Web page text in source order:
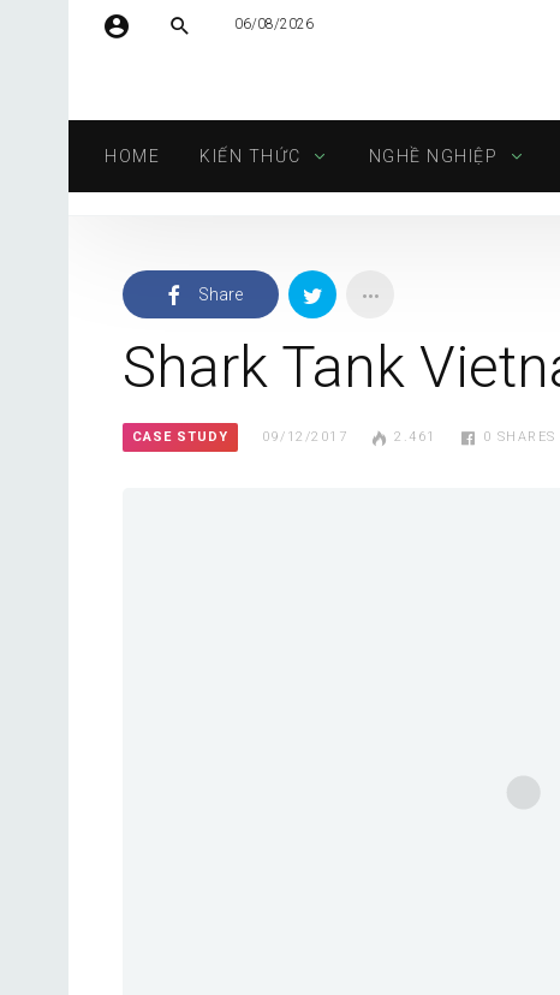
Mật khẩu
Tự động đăng nhập
06/08/2026
HOME KIẾN THỨC NGHỀ NGHIỆP
Share
Shark Tank
CASE STUDY 09/12/2017 2.461 0 SHARES